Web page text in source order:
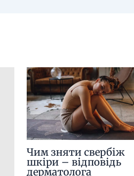
Чим зняти свербіж
шкіри – відповідь
дерматолога